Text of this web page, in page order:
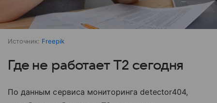
Источник: Freepik
Где не работает T2 сегодня
По данным сервиса мониторинга detector404,